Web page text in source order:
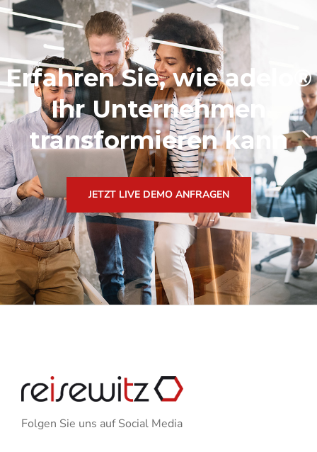
Erfahren Sie, wie adelo®
Ihr Unternehmen
transformieren kann
JETZT LIVE DEMO ANFRAGEN
Folgen Sie uns auf Social Media